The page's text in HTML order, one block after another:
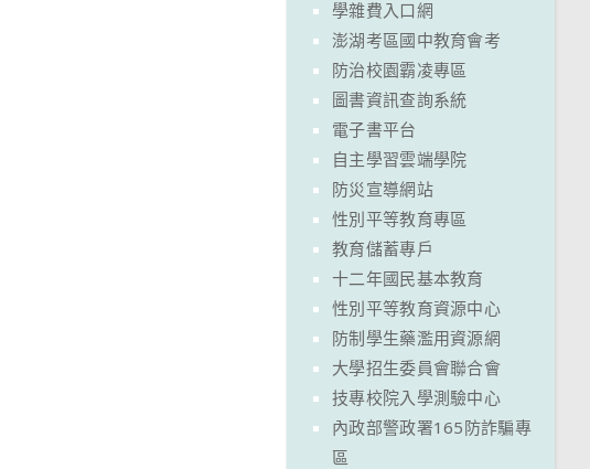
學雜費入口網
澎湖考區國中教育會考
防治校園霸凌專區
圖書資訊查詢系統
電子書平台
自主學習雲端學院
防災宣導網站
性別平等教育專區
教育儲蓄專戶
十二年國民基本教育
性別平等教育資源中心
防制學生藥濫用資源網
大學招生委員會聯合會
技專校院入學測驗中心
內政部警政署165防詐騙專
區